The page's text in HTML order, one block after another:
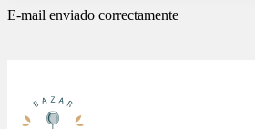
E-mail enviado correctamente